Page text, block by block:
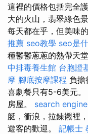
這裡的價格包括完全
大的火山，翡翠綠色
每天都在乎，但美味
推薦 seo教學 seo是
種鬱鬱蔥蔥的熱帶天
中排毒養生館 台胞證
摩 腳底按摩課程 負擔
喜劇餐只有5-6美元
房屋。 search
艇，衝浪，拉鍊襯裡
遊客的歡迎。 記帳士